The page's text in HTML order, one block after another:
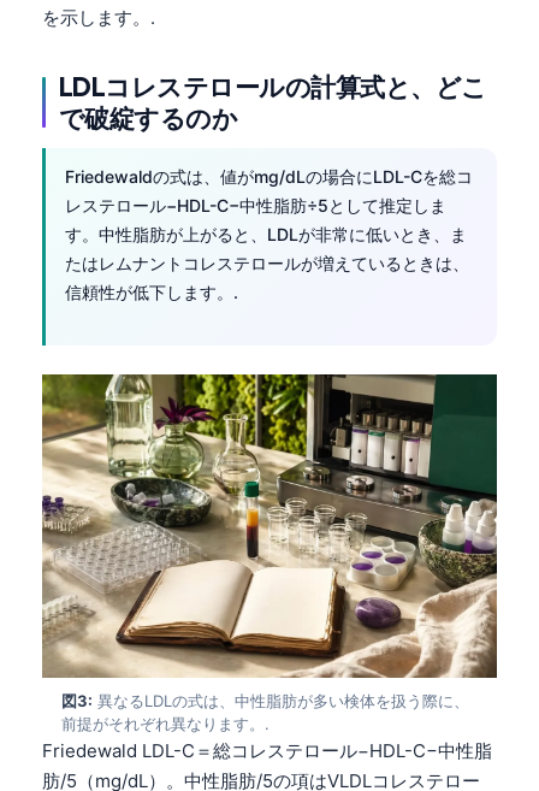
を示します。.
LDLコレステロールの計算式と、どこ
で破綻するのか
Friedewaldの式は、値がmg/dLの場合にLDL-Cを総コ
レステロール−HDL-C−中性脂肪÷5として推定しま
す。中性脂肪が上がると、LDLが非常に低いとき、ま
たはレムナントコレステロールが増えているときは、
信頼性が低下します。.
図3: 異なるLDLの式は、中性脂肪が多い検体を扱う際に、
前提がそれぞれ異なります。.
Friedewald LDL-C＝総コレステロール−HDL-C−中性脂
肪/5（mg/dL）。中性脂肪/5の項はVLDLコレステロー